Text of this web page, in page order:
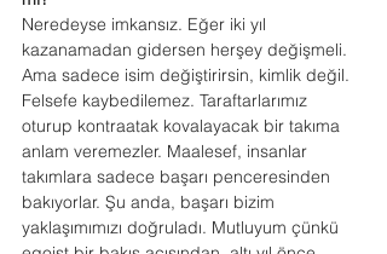
Neredeyse imkansız. Eğer iki yıl
kazanamadan gidersen herşey değişmeli.
Ama sadece isim değiştirirsin, kimlik değil.
Felsefe kaybedilemez. Taraftarlarımız
oturup kontraatak kovalayacak bir takıma
anlam veremezler. Maalesef, insanlar
takımlara sadece başarı penceresinden
bakıyorlar. Şu anda, başarı bizim
yaklaşımımızı doğruladı. Mutluyum çünkü